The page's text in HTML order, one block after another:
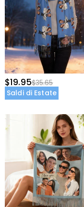
$19.95$35.65
Saldi di Estate